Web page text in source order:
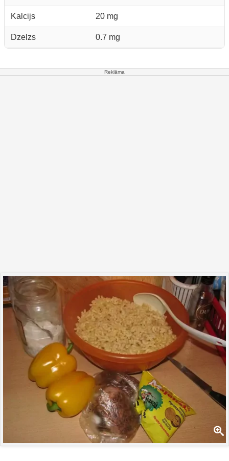
Kalcijs 20 mg
Dzelzs 0.7 mg
Reklāma